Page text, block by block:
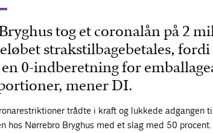
tog et coronalån på 2
strakstilbagebetales,
0-indberetning for
mener DI.
trådte i kraft og lukkede adgangen
hos Nørrebro Bryghus med et slag med 50